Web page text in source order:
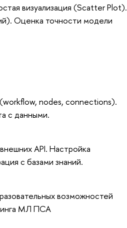
визуализация (Scatter Plot).
Оценка точности модели
nodes, connections).
с данными.
API. Настройка
с базами знаний.
возможностей
МЛ ПСА